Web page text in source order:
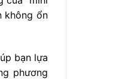
không ổn
bạn lựa
phương